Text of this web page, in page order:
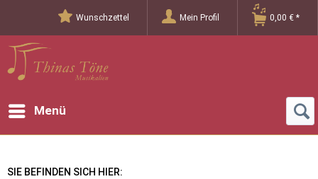
Wunschzettel Mein Profil 0,00 € *
Menü
SIE BEFINDEN SICH HIER: